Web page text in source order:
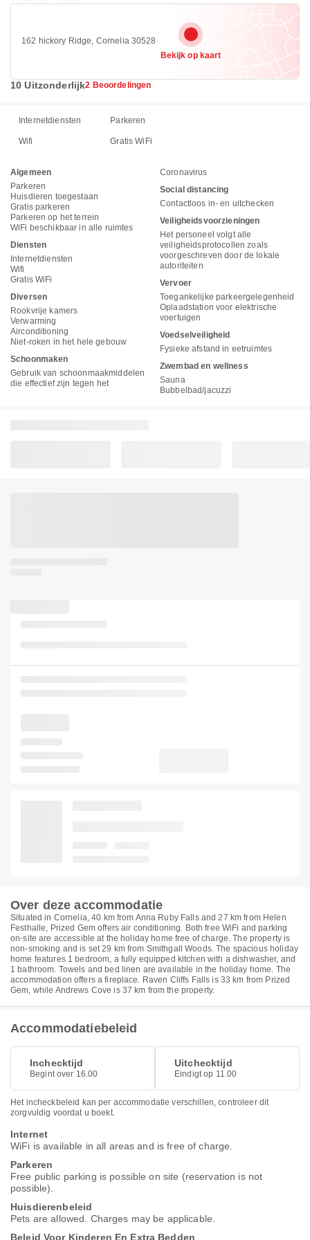
162 hickory Ridge, Cornelia 30528
Bekijk op kaart
10 Uitzonderlijk2 Beoordelingen
Internetdiensten Parkeren
Wifi Gratis WiFi
Algemeen
Parkeren
Huisdieren toegestaan
Gratis parkeren
Parkeren op het terrein
WiFi beschikbaar in alle ruimtes
Diensten
Internetdiensten
Wifi
Gratis WiFi
Diversen
Rookvrije kamers
Verwarming
Airconditioning
Niet-roken in het hele gebouw
Schoonmaken
Gebruik van schoonmaakmiddelen
die effectief zijn tegen het
Coronavirus
Social distancing
Contactloos in- en uitchecken
Veiligheidsvoorzieningen
Het personeel volgt alle
veiligheidsprotocollen zoals
voorgeschreven door de lokale
autoriteiten
Vervoer
Toegankelijke parkeergelegenheid
Oplaadstation voor elektrische
voertuigen
Voedselveiligheid
Fysieke afstand in eetruimtes
Zwembad en wellness
Sauna
Bubbelbad/jacuzzi
Over deze accommodatie
Situated in Cornelia, 40 km from Anna Ruby Falls and 27 km from Helen
Festhalle, Prized Gem offers air conditioning. Both free WiFi and parking
on-site are accessible at the holiday home free of charge. The property is
non-smoking and is set 29 km from Smithgall Woods. The spacious holiday
home features 1 bedroom, a fully equipped kitchen with a dishwasher, and
1 bathroom. Towels and bed linen are available in the holiday home. The
accommodation offers a fireplace. Raven Cliffs Falls is 33 km from Prized
Gem, while Andrews Cove is 37 km from the property.
Accommodatiebeleid
Inchecktijd
Begint over 16.00
Uitchecktijd
Eindigt op 11.00
Het incheckbeleid kan per accommodatie verschillen, controleer dit
zorgvuldig voordat u boekt.
Internet
WiFi is available in all areas and is free of charge.
Parkeren
Free public parking is possible on site (reservation is not
possible).
Huisdierenbeleid
Pets are allowed. Charges may be applicable.
Beleid Voor Kinderen En Extra Bedden